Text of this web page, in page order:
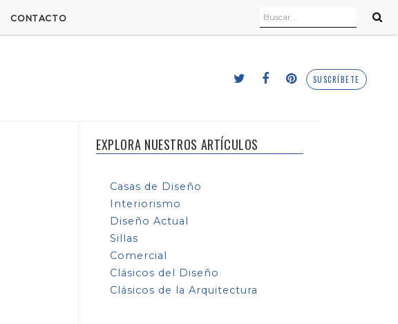
CONTACTO
SUSCRÍBETE
EXPLORA NUESTROS ARTÍCULOS
Casas de Diseño
Interiorismo
Diseño Actual
Sillas
Comercial
Clásicos del Diseño
Clásicos de la Arquitectura